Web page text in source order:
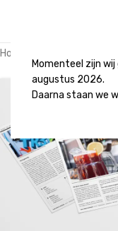
Momenteel zijn
augustus 2026.
Daarna staan we
Home